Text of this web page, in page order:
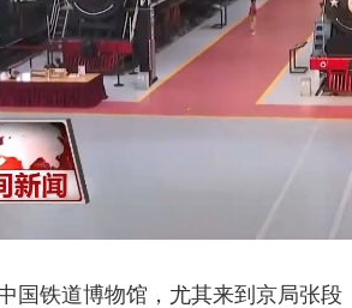
国铁道博物馆，尤其来到京局张段